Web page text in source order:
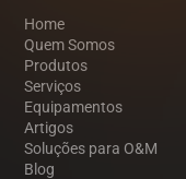
Home
Quem Somos
Produtos
Serviços
Equipamentos
Artigos
Soluções para O&M
Blog